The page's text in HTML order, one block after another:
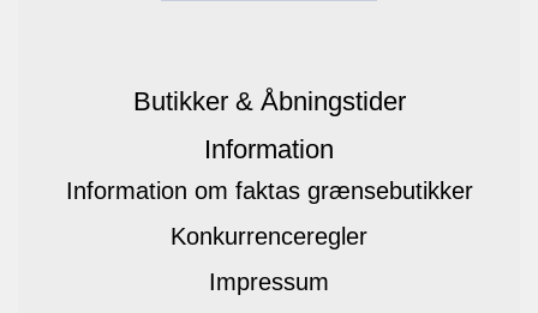
Butikker & Åbningstider
Information
Information om faktas grænsebutikker
Konkurrenceregler
Impressum